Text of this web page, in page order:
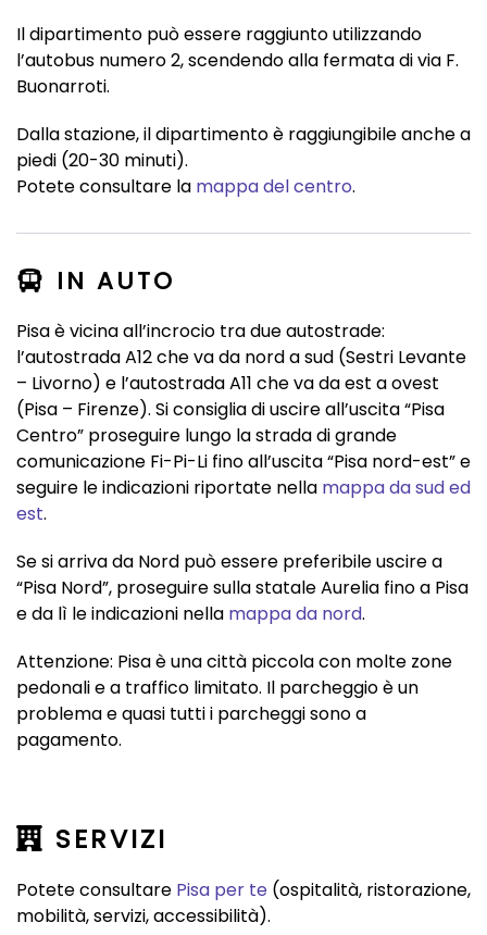
Il dipartimento può essere raggiunto utilizzando
l’autobus numero 2, scendendo alla fermata di via F.
Buonarroti.
Dalla stazione, il dipartimento è raggiungibile anche a
piedi (20-30 minuti).
Potete consultare la mappa del centro.
IN AUTO
Pisa è vicina all’incrocio tra due autostrade:
l’autostrada A12 che va da nord a sud (Sestri Levante
– Livorno) e l’autostrada A11 che va da est a ovest
(Pisa – Firenze). Si consiglia di uscire all’uscita “Pisa
Centro” proseguire lungo la strada di grande
comunicazione Fi-Pi-Li fino all’uscita “Pisa nord-est” e
seguire le indicazioni riportate nella mappa da sud ed
est.
Se si arriva da Nord può essere preferibile uscire a
“Pisa Nord”, proseguire sulla statale Aurelia fino a Pisa
e da lì le indicazioni nella mappa da nord.
Attenzione: Pisa è una città piccola con molte zone
pedonali e a traffico limitato. Il parcheggio è un
problema e quasi tutti i parcheggi sono a
pagamento.
SERVIZI
Potete consultare Pisa per te (ospitalità, ristorazione,
mobilità, servizi, accessibilità).